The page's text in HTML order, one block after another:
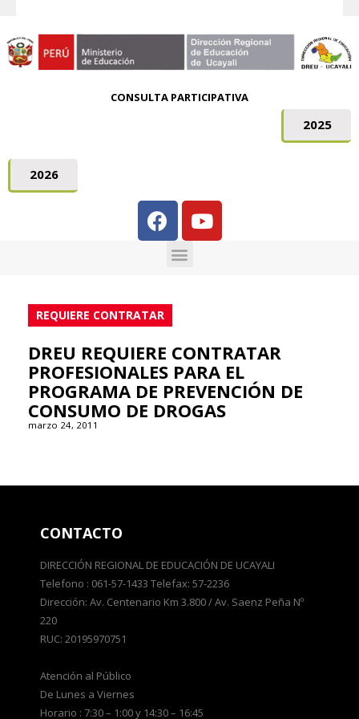
CONSULTA PARTICIPATIVA
2025
2026
REQUIERE CONTRATAR
DREU REQUIERE CONTRATAR
PROFESIONALES PARA EL
PROGRAMA DE PREVENCIÓN DE
CONSUMO DE DROGAS
marzo 24, 2011
CONTACTO
DIRECCIÓN REGIONAL DE EDUCACIÓN DE UCAYALI
Telefono : 061-57-1433 Telefax: 57-2236
Dirección: Av. Centenario Km 3.800 / Av. Saenz Peña Nº
220
RUC: 20195970751
Atención al Público
De Lunes a Viernes
Horario : 7:30 – 1:00 y 14:30 – 16:45